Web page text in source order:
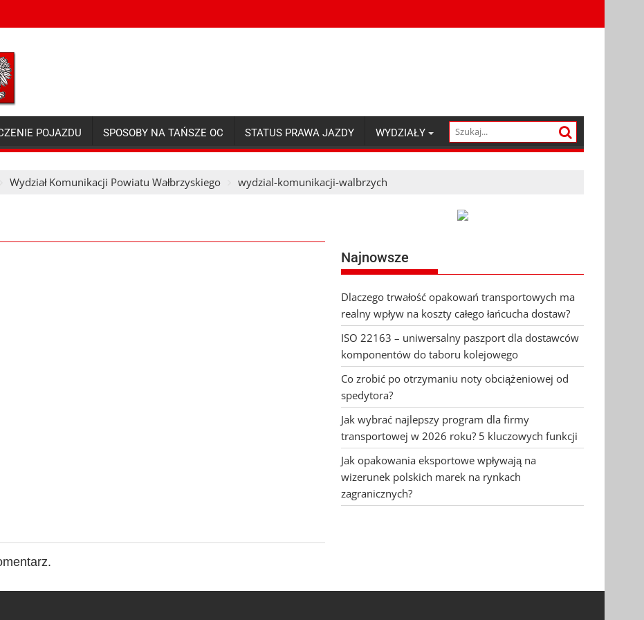
POJAZDU SPOSOBY NA TAŃSZE OC STATUS PRAWA JAZDY WYDZIAŁY
Wydział Komunikacji Powiatu Wałbrzyskiego wydzial-komunikacji-walbrzych
Najnowsze
Dlaczego trwałość opakowań transportowych ma
realny wpływ na koszty całego łańcucha dostaw?
ISO 22163 – uniwersalny paszport dla dostawców
komponentów do taboru kolejowego
Co zrobić po otrzymaniu noty obciążeniowej od
spedytora?
Jak wybrać najlepszy program dla firmy
transportowej w 2026 roku? 5 kluczowych funkcji
Jak opakowania eksportowe wpływają na
wizerunek polskich marek na rynkach
zagranicznych?